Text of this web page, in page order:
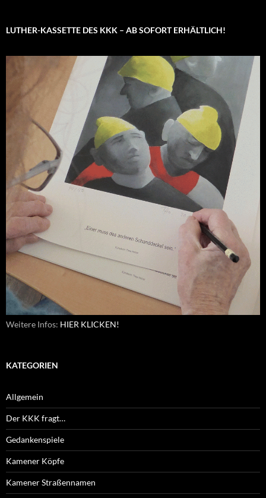
LUTHER-KASSETTE DES KKK – AB SOFORT ERHÄLTLICH!
Weitere Infos: HIER KLICKEN!
KATEGORIEN
Allgemein
Der KKK fragt…
Gedankenspiele
Kamener Köpfe
Kamener Straßennamen